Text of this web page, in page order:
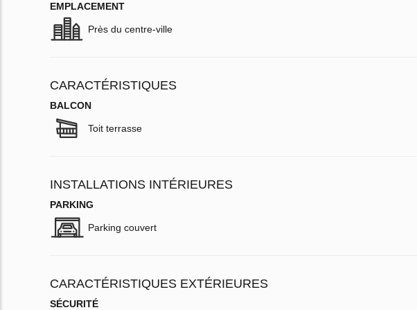
EMPLACEMENT
Près du centre-ville
CARACTÉRISTIQUES
BALCON
Toit terrasse
INSTALLATIONS INTÉRIEURES
PARKING
Parking couvert
CARACTÉRISTIQUES EXTÉRIEURES
SÉCURITÉ